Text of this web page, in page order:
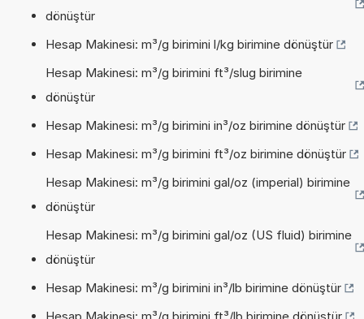
dönüştür
Hesap Makinesi: m³/g birimini l/kg birimine dönüştür
Hesap Makinesi: m³/g birimini ft³/slug birimine
dönüştür
Hesap Makinesi: m³/g birimini in³/oz birimine dönüştür
Hesap Makinesi: m³/g birimini ft³/oz birimine dönüştür
Hesap Makinesi: m³/g birimini gal/oz (imperial) birimine
dönüştür
Hesap Makinesi: m³/g birimini gal/oz (US fluid) birimine
dönüştür
Hesap Makinesi: m³/g birimini in³/lb birimine dönüştür
Hesap Makinesi: m³/g birimini ft³/lb birimine dönüştür